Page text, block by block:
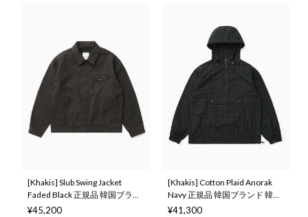
[Khakis] Slub Swing Jacket
Faded Black 正規品 韓国ブラン
ド 韓国ファッション 韓国代行
¥45,200
[Khakis] Cotton Plaid Anorak
Navy 正規品 韓国ブランド 韓国
ファッション 韓国代行 カーキ
¥41,300